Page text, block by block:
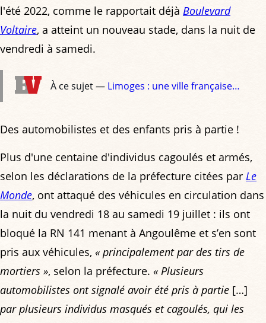
l'été 2022, comme le rapportait déjà Boulevard
Voltaire, a atteint un nouveau stade, dans la nuit de
vendredi à samedi.
À ce sujet — Limoges : une ville française…
Des automobilistes et des enfants pris à partie !
Plus d'une centaine d'individus cagoulés et armés,
selon les déclarations de la préfecture citées par Le
Monde, ont attaqué des véhicules en circulation dans
la nuit du vendredi 18 au samedi 19 juillet : ils ont
bloqué la RN 141 menant à Angoulême et s’en sont
pris aux véhicules, « principalement par des tirs de
mortiers », selon la préfecture. « Plusieurs
automobilistes ont signalé avoir été pris à partie […]
par plusieurs individus masqués et cagoulés, qui les